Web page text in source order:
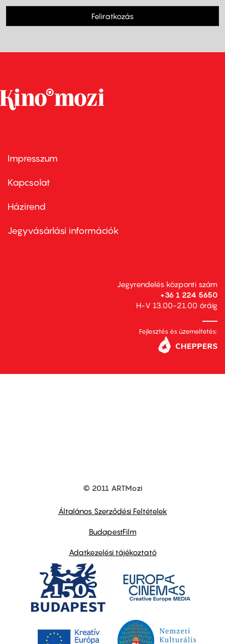
Feliratkozás
Footer
first
Impresszum
Kapcsolat
Footer
second
Házirend
Jegyvásárlási információk
Jegyrendelés központi szám
+36 1 224 5650
H-V 13.00-21.00 óráig
Fejlesztés és üzemeltetés:
© 2011 ARTMozi
Általános Szerződési Feltételek
BudapestFilm
Adatkezelési tájékoztató